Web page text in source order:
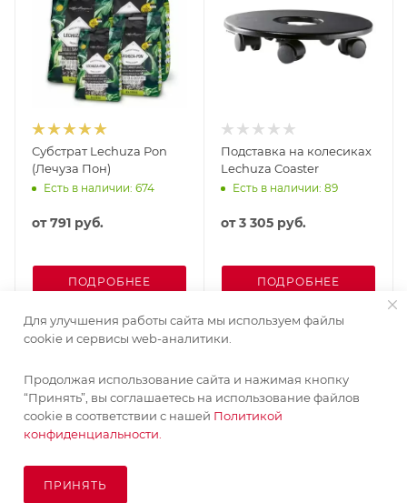
Субстрат Lechuza Pon
(Лечуза Пон)
Есть в наличии: 674
от791 руб.
ПОДРОБНЕЕ
Подставка на колесиках
Lechuza Coaster
Есть в наличии: 89
от3 305 руб.
ПОДРОБНЕЕ
Для улучшения работы сайта мы используем файлы
cookie и сервисы web-аналитики.
Продолжая использование сайта и нажимая кнопку
“Принять”, вы соглашаетесь на использование файлов
cookie в соответствии с нашей Политикой
конфиденциальности.
ПРИНЯТЬ